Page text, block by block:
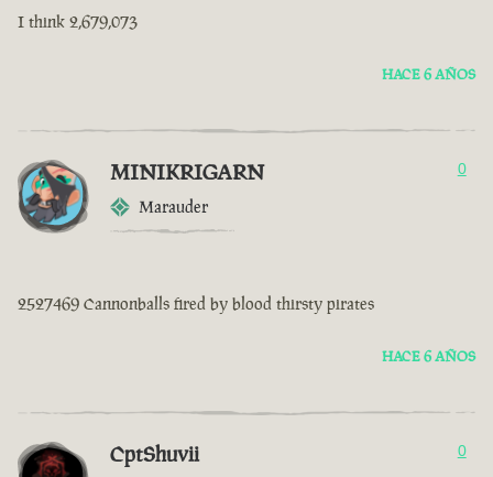
I think 2,679,073
HACE 6 AÑOS
MINIKRIGARN
Marauder
0
2527469 Cannonballs fired by blood thirsty pirates
HACE 6 AÑOS
CptShuvii 0